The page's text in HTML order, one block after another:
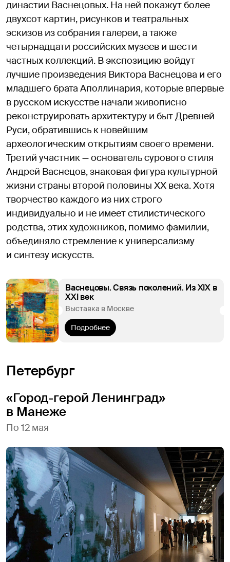
династии Васнецовых. На ней покажут более
двухсот картин, рисунков и театральных
эскизов из собрания галереи, а также
четырнадцати российских музеев и шести
частных коллекций. В экспозицию войдут
лучшие произведения Виктора Васнецова и его
младшего брата Аполлинария, которые впервые
в русском искусстве начали живописно
реконструировать архитектуру и быт Древней
Руси, обратившись к новейшим
археологическим открытиям своего времени.
Третий участник — основатель сурового стиля
Андрей Васнецов, знаковая фигура культурной
жизни страны второй половины ХХ века. Хотя
творчество каждого из них строго
индивидуально и не имеет стилистического
родства, этих художников, помимо фамилии,
объединяло стремление к универсализму
и синтезу искусств.
Васнецовы. Связь поколений. Из XIX в
XXI век
Выставка в Москве
Подробнее
Петербург
«Город-герой Ленинград»
в Манеже
По 12 мая